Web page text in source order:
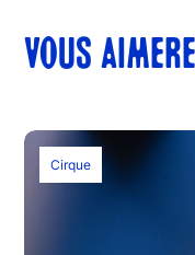
VOUS
Cirque